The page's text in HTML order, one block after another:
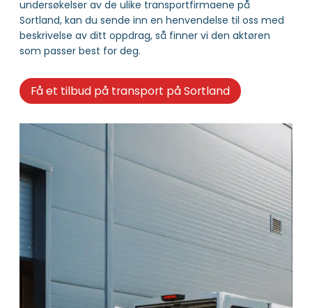
undersøkelser av de ulike transportfirmaene på
Sortland, kan du sende inn en henvendelse til oss med
beskrivelse av ditt oppdrag, så finner vi den aktøren
som passer best for deg.
Få et tilbud på transport på Sortland